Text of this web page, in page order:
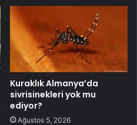
Kuraklık Almanya’da
sivrisinekleri yok mu
ediyor?
Ağustos 5, 2026